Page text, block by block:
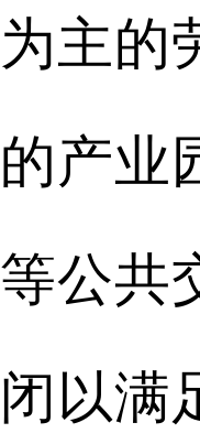
为主的
的产业
等公共
闭以满